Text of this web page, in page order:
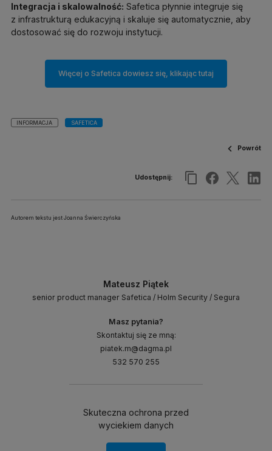
Integracja i skalowalność: Safetica płynnie integruje się
z infrastrukturą edukacyjną i skaluje się automatycznie, aby
dostosować się do rozwoju instytucji.
Więcej o Safetica dowiesz się, klikając tutaj
INFORMACJA SAFETICA
Powrót
Udostępnij:
Autorem tekstu jest Joanna Świerczyńska
Mateusz Piątek
senior product manager Safetica / Holm Security / Segura
Masz pytania?
Skontaktuj się ze mną:
piatek.m@dagma.pl
532 570 255
Skuteczna ochrona przed
wyciekiem danych